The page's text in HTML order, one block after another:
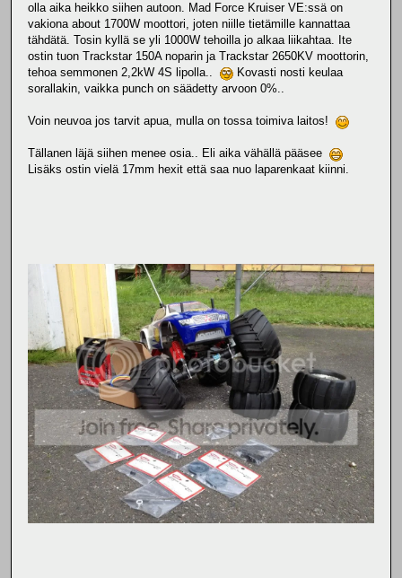
olla aika heikko siihen autoon. Mad Force Kruiser VE:ssä on
vakiona about 1700W moottori, joten niille tietämille kannattaa
tähdätä. Tosin kyllä se yli 1000W tehoilla jo alkaa liikahtaa. Ite
ostin tuon Trackstar 150A noparin ja Trackstar 2650KV moottorin,
tehoa semmonen 2,2kW 4S lipolla..
Kovasti nosti keulaa
sorallakin, vaikka punch on säädetty arvoon 0%..
Voin neuvoa jos tarvit apua, mulla on tossa toimiva laitos!
Tällanen läjä siihen menee osia.. Eli aika vähällä pääsee
Lisäks ostin vielä 17mm hexit että saa nuo laparenkaat kiinni.